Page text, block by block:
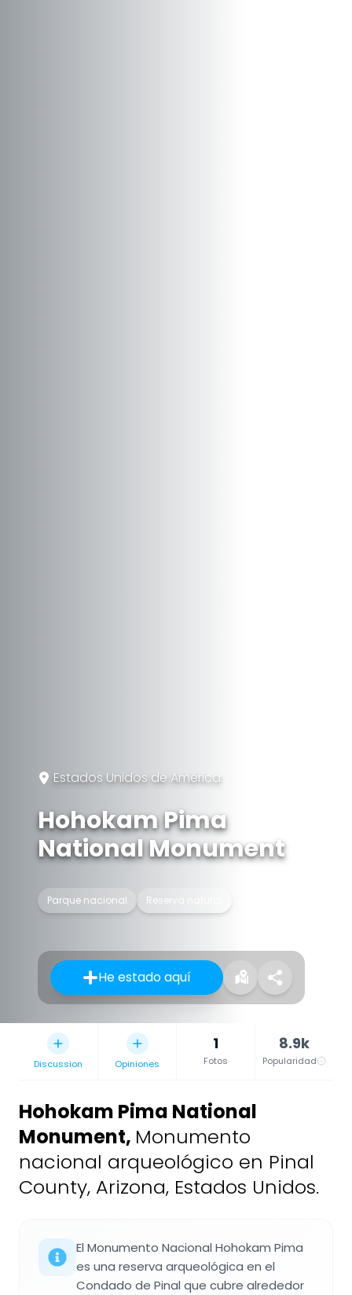
Estados Unidos de América
Hohokam Pima
National Monument
Parque nacional Reserva natural
He estado aquí
Discussion Opiniones
1
Fotos
8.9k
Popularidad
Hohokam Pima National
Monument, Monumento
nacional arqueológico en Pinal
County, Arizona, Estados Unidos.
El Monumento Nacional Hohokam Pima
es una reserva arqueológica en el
Condado de Pinal que cubre alrededor